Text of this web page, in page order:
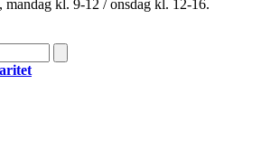
, mandag kl. 9-12 / onsdag kl. 12-16.